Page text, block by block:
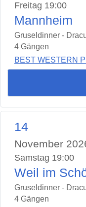
Freitag 19:00
Mannheim
Gruseldinner -
4 Gängen
BEST WESTERN
14
November
Samstag 19:00
Weil im
Gruseldinner -
4 Gängen